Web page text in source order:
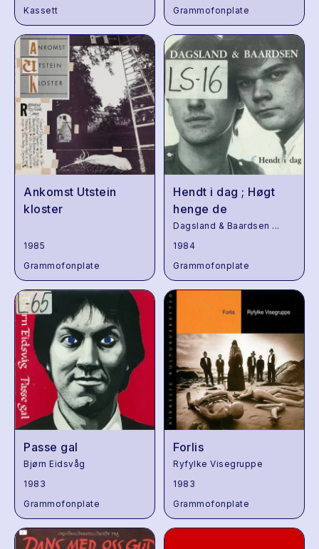
Kassett Grammofonplate
Ankomst Utstein
kloster
1985
Grammofonplate
Hendt i dag ; Høgt
henge de
Dagsland & Baardsen ...
1984
Grammofonplate
Passe gal
Bjørn Eidsvåg
1983
Grammofonplate
Forlis
Ryfylke Visegruppe
1983
Grammofonplate